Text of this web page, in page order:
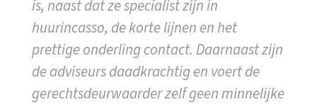
is, naast dat ze specialist zijn in
huurincasso, de korte lijnen en het
prettige onderling contact. Daarnaast zijn
de adviseurs daadkrachtig en voert de
gerechtsdeurwaarder zelf geen minnelijke